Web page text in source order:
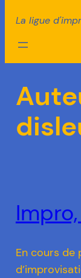
La ligue
En cours